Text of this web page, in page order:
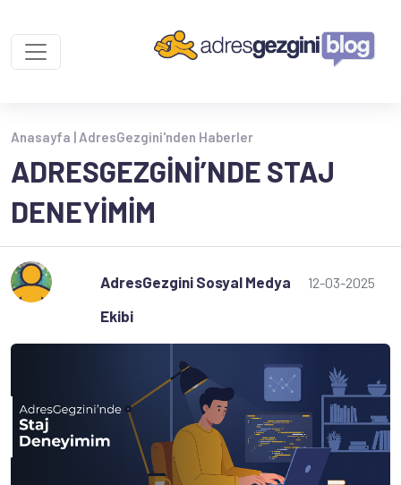
Anasayfa | AdresGezgini'nden Haberler
ADRESGEZGINI’NDE STAJ
DENEYIMIM
AdresGezgini Sosyal Medya
Ekibi
12-03-2025